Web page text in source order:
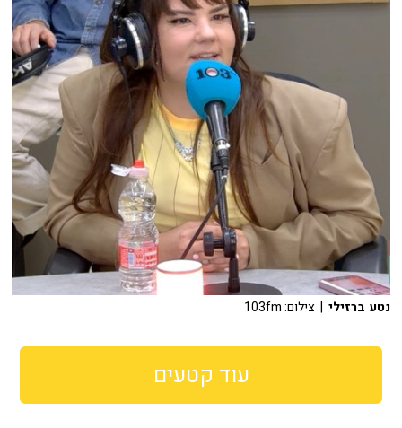
נטע ברזילי | צילום: 103fm
עוד קטעים